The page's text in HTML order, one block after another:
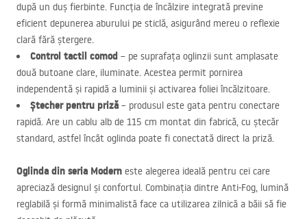
după un duș fierbinte. Funcția de încălzire integrată previne
eficient depunerea aburului pe sticlă, asigurând mereu o reflexie
clară fără ștergere.
Control tactil comod – pe suprafața oglinzii sunt amplasate
două butoane clare, iluminate. Acestea permit pornirea
independentă și rapidă a luminii și activarea foliei încălzitoare.
Ștecher pentru priză – produsul este gata pentru conectare
rapidă. Are un cablu alb de 115 cm montat din fabrică, cu ștecăr
standard, astfel încât oglinda poate fi conectată direct la priză.
Oglinda din seria Modern este alegerea ideală pentru cei care
apreciază designul și confortul. Combinația dintre Anti-Fog, lumină
reglabilă și formă minimalistă face ca utilizarea zilnică a băii să fie